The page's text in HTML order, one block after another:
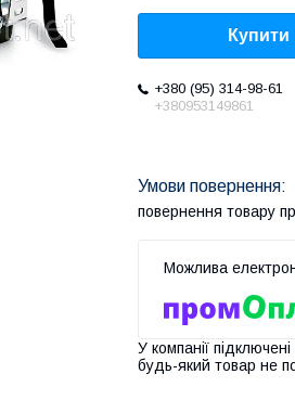
Купити
+380 (95) 314-98-61
+380953149861
повернення товару
У компанії
будь-який товар не